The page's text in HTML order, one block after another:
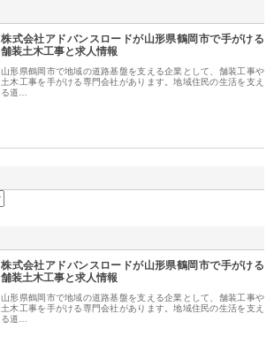
株式会社アドバンスロードが山形県鶴岡市で手がける
舗装土木工事と求人情報
山形県鶴岡市で地域の道路基盤を支える企業として、舗装工事や
土木工事を手がける専門会社があります。地域住民の生活を支え
る道…
株式会社アドバンスロードが山形県鶴岡市で手がける
舗装土木工事と求人情報
山形県鶴岡市で地域の道路基盤を支える企業として、舗装工事や
土木工事を手がける専門会社があります。地域住民の生活を支え
る道…